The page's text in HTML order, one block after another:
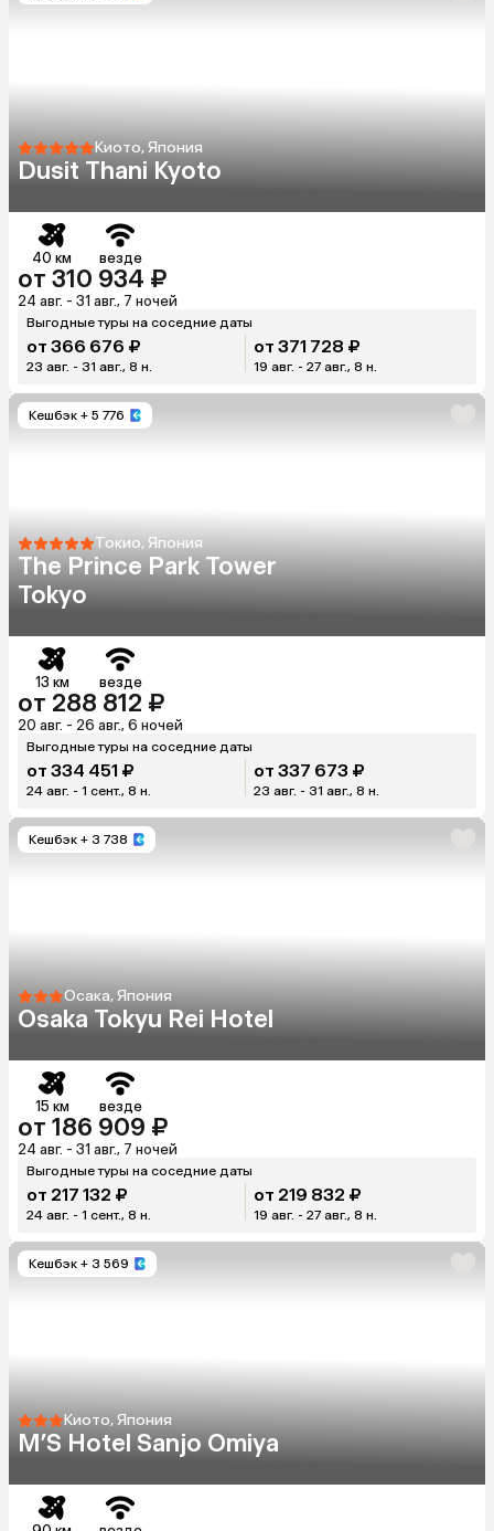
Киото, Япония
Dusit Thani Kyoto
40 км везде
от 310 934 ₽
24 авг. - 31 авг., 7 ночей
Выгодные туры на соседние даты
от 366 676 ₽
23 авг. - 31 авг., 8 н.
от 371 728 ₽
19 авг. - 27 авг., 8 н.
Кешбэк + 5 776
Токио, Япония
The Prince Park Tower
Tokyo
13 км везде
от 288 812 ₽
20 авг. - 26 авг., 6 ночей
Выгодные туры на соседние даты
от 334 451 ₽
24 авг. - 1 сент., 8 н.
от 337 673 ₽
23 авг. - 31 авг., 8 н.
Кешбэк + 3 738
Осака, Япония
Osaka Tokyu Rei Hotel
15 км везде
от 186 909 ₽
24 авг. - 31 авг., 7 ночей
Выгодные туры на соседние даты
от 217 132 ₽
24 авг. - 1 сент., 8 н.
от 219 832 ₽
19 авг. - 27 авг., 8 н.
Кешбэк + 3 569
Киото, Япония
M’S Hotel Sanjo Omiya